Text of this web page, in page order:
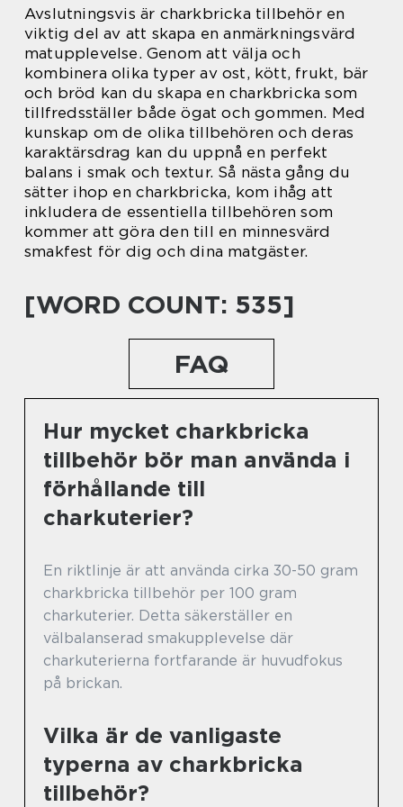
Avslutningsvis är charkbricka tillbehör en
viktig del av att skapa en anmärkningsvärd
matupplevelse. Genom att välja och
kombinera olika typer av ost, kött, frukt, bär
och bröd kan du skapa en charkbricka som
tillfredsställer både ögat och gommen. Med
kunskap om de olika tillbehören och deras
karaktärsdrag kan du uppnå en perfekt
balans i smak och textur. Så nästa gång du
sätter ihop en charkbricka, kom ihåg att
inkludera de essentiella tillbehören som
kommer att göra den till en minnesvärd
smakfest för dig och dina matgäster.
[WORD COUNT: 535]
FAQ
Hur mycket charkbricka
tillbehör bör man använda i
förhållande till
charkuterier?
En riktlinje är att använda cirka 30-50 gram
charkbricka tillbehör per 100 gram
charkuterier. Detta säkerställer en
välbalanserad smakupplevelse där
charkuterierna fortfarande är huvudfokus
på brickan.
Vilka är de vanligaste
typerna av charkbricka
tillbehör?